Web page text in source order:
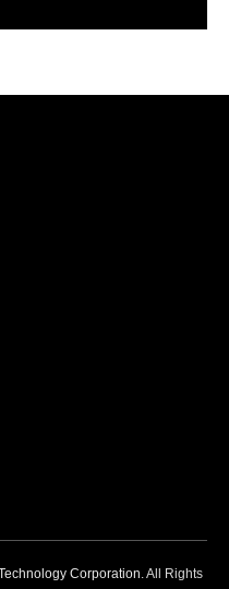
Corporation. All Rights